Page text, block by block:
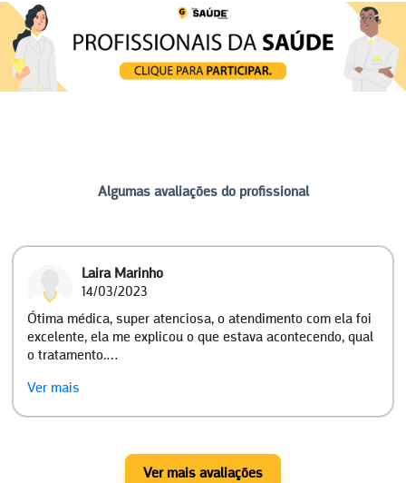
Algumas avaliações do profissional
Laira Marinho
14/03/2023
Ótima médica, super atenciosa, o atendimento com ela foi
excelente, ela me explicou o que estava acontecendo, qual
o tratamento.…
Ver mais
Ver mais avaliações